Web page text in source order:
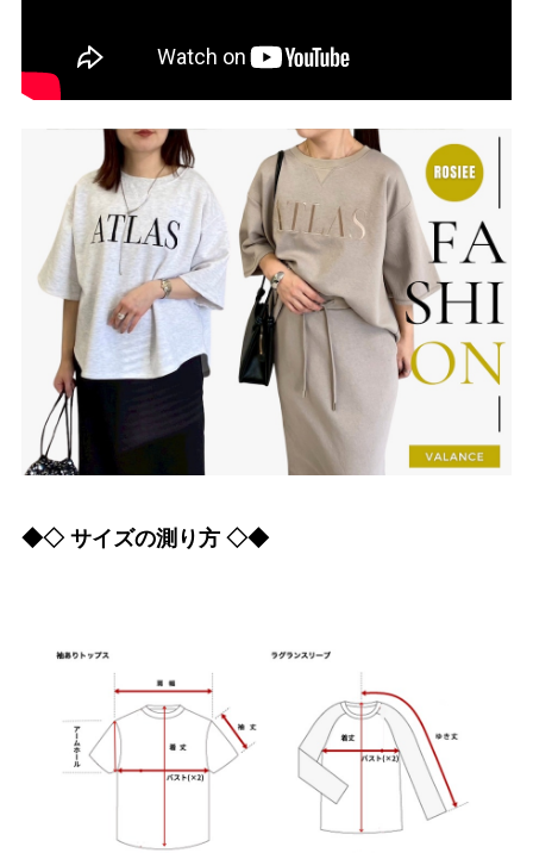
◆◇ サイズの測り方 ◇◆